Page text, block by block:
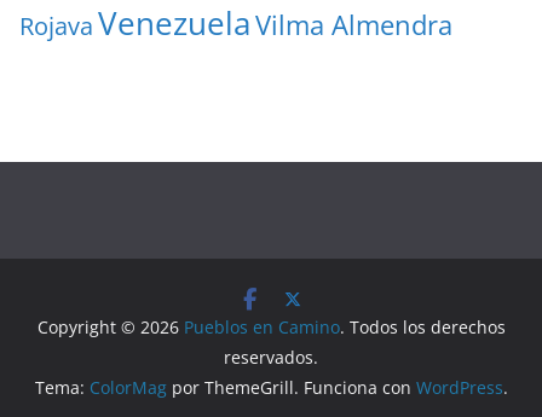
RojavaVenezuelaVilma Almendra
Copyright © 2026 Pueblos en Camino. Todos los derechos
reservados.
Tema: ColorMagpor ThemeGrill. Funciona con WordPress.